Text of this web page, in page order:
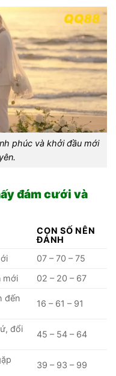
phúc và khởi đầu mới
đám cưới và
CON SỐ NÊN
ĐÁNH
07 – 70 – 75
mới
02 – 20 – 67
đến
16 – 61 – 91
đổi
45 – 54 – 64
39 – 93 – 99